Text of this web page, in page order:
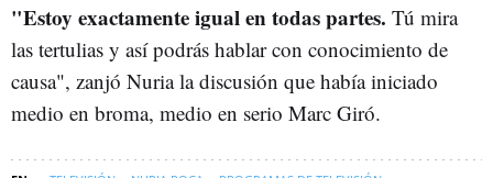
"Estoy exactamente igual en todas partes. Tú mira
las tertulias y así podrás hablar con conocimiento de
causa", zanjó Nuria la discusión que había iniciado
medio en broma, medio en serio Marc Giró.